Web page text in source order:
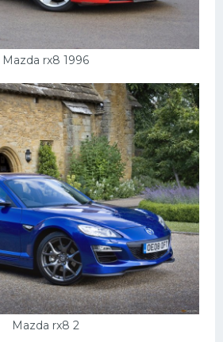
Mazda rx8 1996
Mazda rx8 2